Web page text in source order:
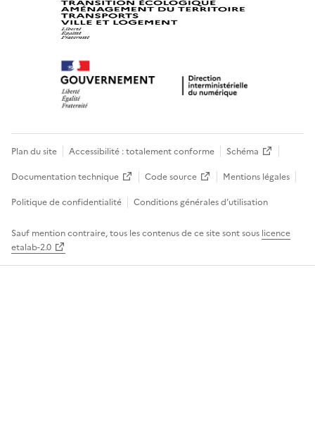
Plan du site Accessibilité : totalement conforme
Schéma
Documentation technique
Code source
Mentions légales
Politique de confidentialité
Conditions générales d’utilisation
Sauf mention contraire, tous les contenus de ce site sont sous licence
etalab-2.0